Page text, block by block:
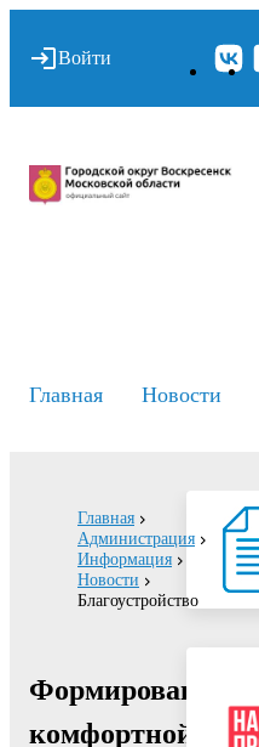
Войти
Главная Новости
Главная
Администрация
Информация
Новости
Благоустройство
Формирование
комфортной